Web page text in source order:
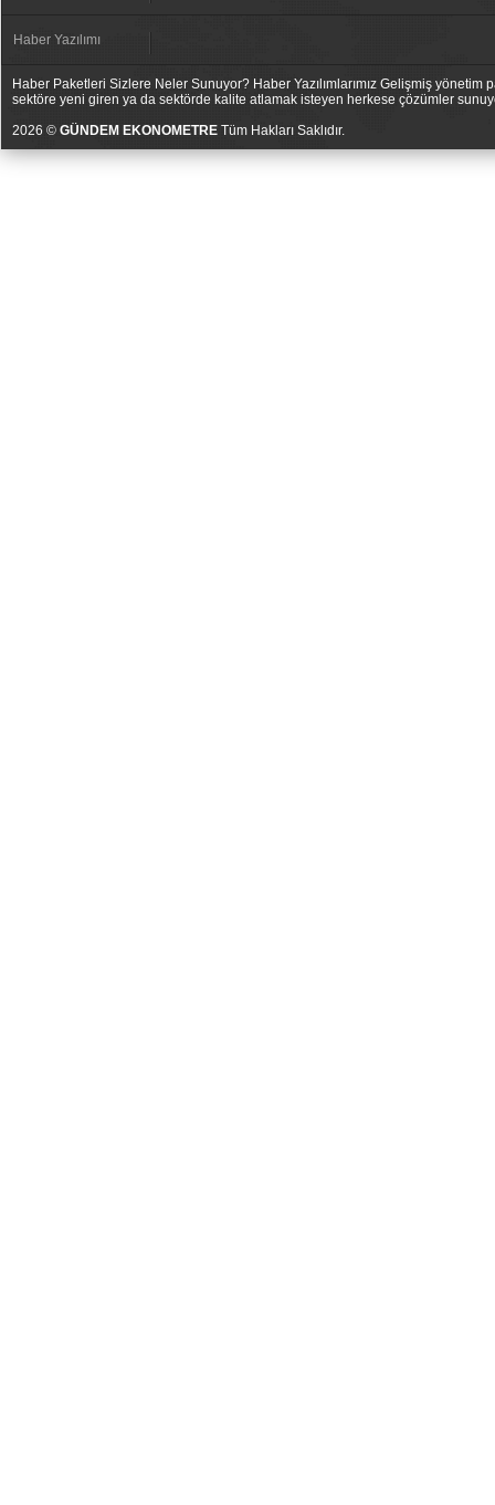
Haber Yazılımı
Haber Paketleri Sizlere Neler Sunuyor? Haber Yazılımlarımız Gelişmiş
sektöre yeni giren ya da sektörde kalite atlamak isteyen herkese çözümler
2026 © GÜNDEM EKONOMETRE Tüm Hakları Saklıdır.